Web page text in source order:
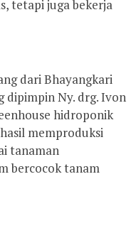
tetapi juga bekerja
dari Bhayangkari
dipimpin Ny. drg. Ivon
hidroponik
memproduksi
tanaman
bercocok tanam